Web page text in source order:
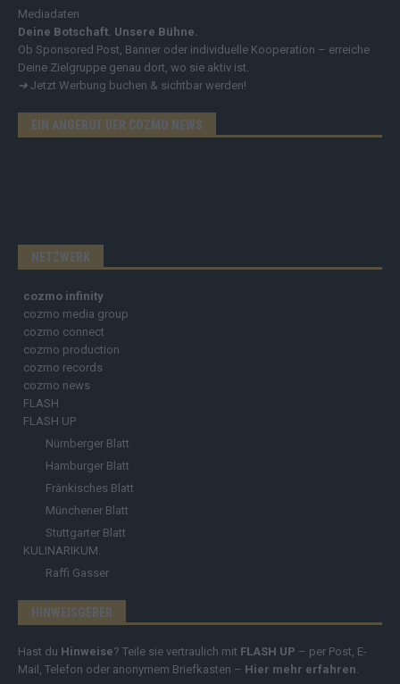
Mediadaten
Deine Botschaft. Unsere Bühne.
Ob Sponsored Post, Banner oder individuelle Kooperation – erreiche
Deine Zielgruppe genau dort, wo sie aktiv ist.
➔ Jetzt Werbung buchen & sichtbar werden!
EIN ANGEBOT DER COZMO NEWS
NETZWERK
cozmo infinity
cozmo media group
cozmo connect
cozmo production
cozmo records
cozmo news
FLASH
FLASH UP
Nürnberger Blatt
Hamburger Blatt
Fränkisches Blatt
Münchener Blatt
Stuttgarter Blatt
KULINARIKUM.
Raffi Gasser
HINWEISGEBER
Hast du Hinweise? Teile sie vertraulich mit FLASH UP – per Post, E-
Mail, Telefon oder anonymem Briefkasten – Hier mehr erfahren.